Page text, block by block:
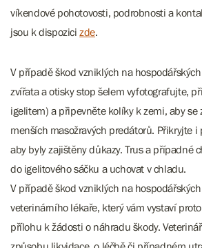
víkendové pohotovosti, podrobnosti a
jsou k dispozicizde.
V případě škod vzniklých na
zvířata a otisky stop šelem vyfotografujte,
igelitem) a připevněte kolíky k zemi, aby
menších masožravých predátorů. Přikryjte
aby byly zajištěny důkazy. Trus a případné
do igelitového sáčku a uchovat v chladu.
V případě škod vzniklých na
veterinárního lékaře, který vám vystaví
přílohu k žádosti o náhradu škody.